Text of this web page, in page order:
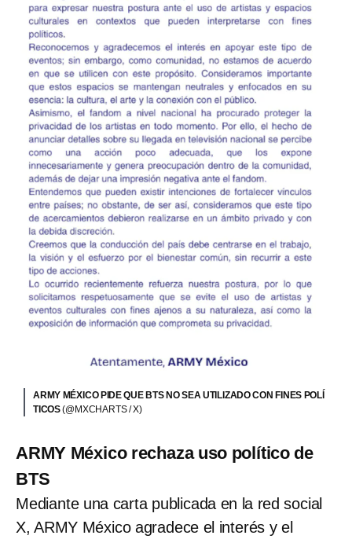
ARMY MÉXICO PIDE QUE BTS NO SEA UTILIZADO CON FINES POLÍ
TICOS(@MXCHARTS / X)
ARMY México rechaza uso político de
BTS
Mediante una carta publicada en la red social
X, ARMY México agradece el interés y el